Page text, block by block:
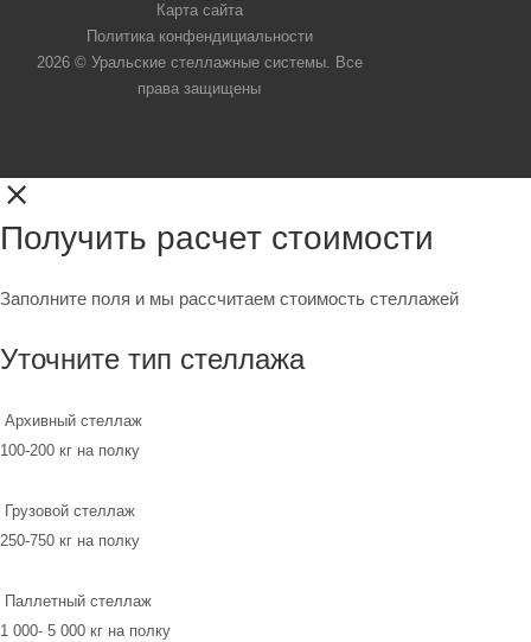
Карта сайта
Политика конфендициальности
2026 © Уральские стеллажные системы. Все
права защищены
Получить расчет стоимости
Заполните поля и мы рассчитаем стоимость стеллажей
Уточните тип стеллажа
Архивный стеллаж
100-200 кг на полку
Грузовой стеллаж
250-750 кг на полку
Паллетный стеллаж
1 000- 5 000 кг на полку